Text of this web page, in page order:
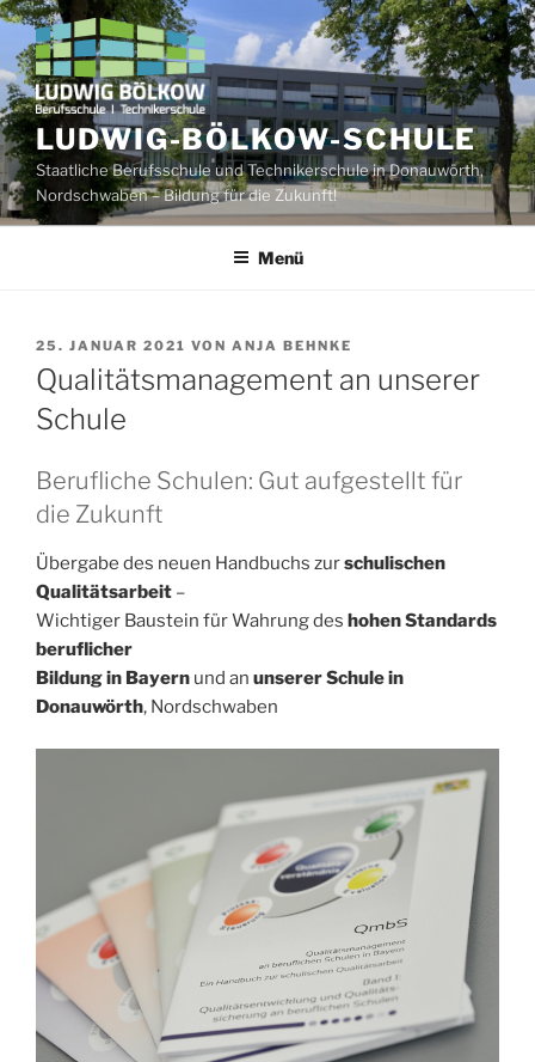
Zum
Inhalt
springen
LUDWIG-BÖLKOW-SCHULE
Staatliche Berufsschule und Technikerschule in Donauwörth,
Nordschwaben – Bildung für die Zukunft!
Menü
VERÖFFENTLICHT
AM
25. JANUAR 2021 VON ANJA BEHNKE
Qualitätsmanagement an unserer
Schule
Berufliche Schulen: Gut aufgestellt für
die Zukunft
Übergabe des neuen Handbuchs zurschulischen
Qualitätsarbeit –
Wichtiger Baustein für Wahrung des hohen Standards
beruflicher
Bildung in Bayern und an unserer Schule in
Donauwörth, Nordschwaben